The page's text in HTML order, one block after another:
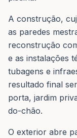
A construção,
as paredes
reconstrução
e as instalações
tubagens e
resultado final
porta, jardim
do-chão.
O exterior abre